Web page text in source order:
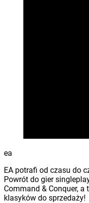
ea
EA potrafi od czasu do
Powrót do gier
Command & Conquer,
klasyków do sprzedaży!